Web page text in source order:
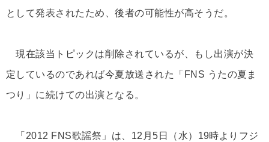
として発表されたため、後者の可能性が高そうだ。
現在該当トピックは削除されているが、もし出演が決
定しているのであれば今夏放送された「FNS うたの夏ま
つり」に続けての出演となる。
「2012 FNS歌謡祭」は、12月5日（水）19時よりフジ